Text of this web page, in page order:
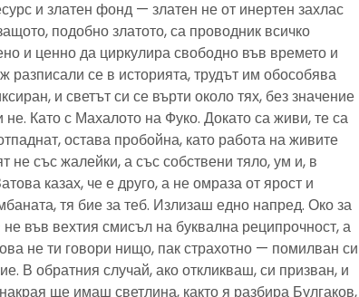
и златен фонд — златен не от инертен захлас
подобно златото, са проводник всичко
и ценно да циркулира свободно във времето и
разписали се в историята, трудът им обособява
и светът си се върти около тях, без значение
не. Като с Махалото на Фуко. Докато са живи, те са
остава пробойна, като работа на живите
не със жалейки, а със собствени тяло, ум и, в
казах, че е друго, а не омраза от ярост и
тя бие за теб. Излизаш едно напред. Око за
във вехтия смисъл на буквална реципрочност, а
не ти говори нищо, пак страхотно — помилван си
В обратния случай, ако откликваш, си призван, и
ще имаш светлина, както я разбира Булгаков,